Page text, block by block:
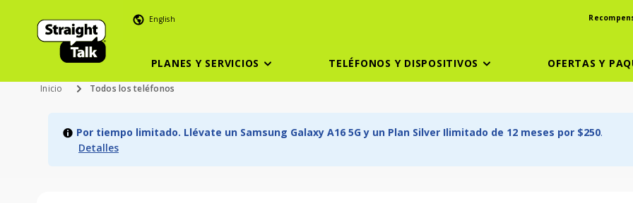
English
PLANES Y SERVICIOS TELÉFONOS Y DISPOSITIVOS OFERTAS Y
Inicio Todos los teléfonos
Por tiempo limitado. Llévate un Samsung Galaxy A16 5G y un Plan Silver Ilimitado de 12 meses por $250.
Detalles